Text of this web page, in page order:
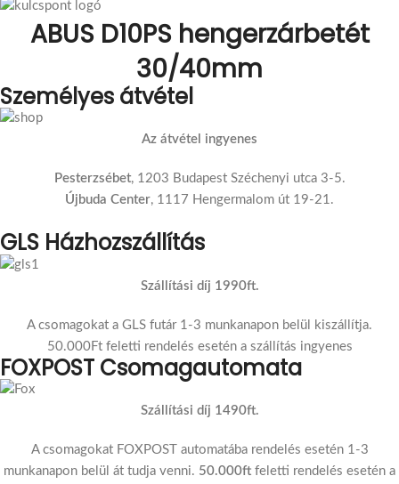
ABUS D10PS hengerzárbetét
30/40mm
Személyes átvétel
Az átvétel ingyenes
Pesterzsébet, 1203 Budapest Széchenyi utca 3-5.
Újbuda Center, 1117 Hengermalom út 19-21.
GLS Házhozszállítás
Szállítási díj 1990ft.
A csomagokat a GLS futár 1-3 munkanapon belül kiszállítja.
50.000Ft feletti rendelés esetén a szállítás ingyenes
FOXPOST Csomagautomata
Szállítási díj 1490ft.
A csomagokat FOXPOST automatába rendelés esetén 1-3
munkanapon belül át tudja venni. 50.000ft feletti rendelés esetén a